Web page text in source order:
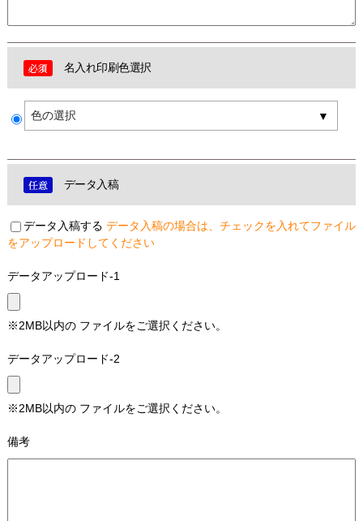
名入れ印刷色選択
色の選択
データ入稿
データ入稿する データ入稿の場合は、チェックを入れてファイル
をアップロードしてください
データアップロード-1
※2MB以内の ファイルをご選択ください。
データアップロード-2
※2MB以内の ファイルをご選択ください。
備考